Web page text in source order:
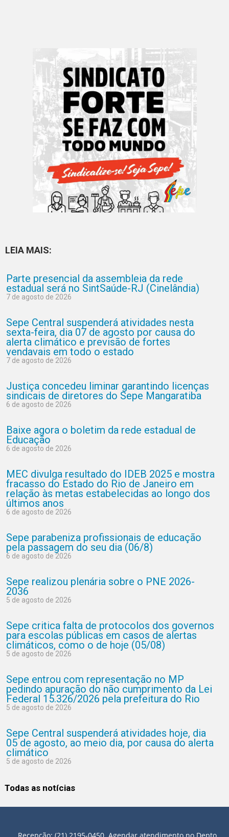
LEIA MAIS:
Parte presencial da assembleia da rede
estadual será no SintSaúde-RJ (Cinelândia)
7 de agosto de 2026
Sepe Central suspenderá atividades nesta
sexta-feira, dia 07 de agosto por causa do
alerta climático e previsão de fortes
vendavais em todo o estado
7 de agosto de 2026
Justiça concedeu liminar garantindo licenças
sindicais de diretores do Sepe Mangaratiba
6 de agosto de 2026
Baixe agora o boletim da rede estadual de
Educação
6 de agosto de 2026
MEC divulga resultado do IDEB 2025 e mostra
fracasso do Estado do Rio de Janeiro em
relação às metas estabelecidas ao longo dos
últimos anos
6 de agosto de 2026
Sepe parabeniza profissionais de educação
pela passagem do seu dia (06/8)
6 de agosto de 2026
Sepe realizou plenária sobre o PNE 2026-
2036
5 de agosto de 2026
Sepe critica falta de protocolos dos governos
para escolas públicas em casos de alertas
climáticos, como o de hoje (05/08)
5 de agosto de 2026
Sepe entrou com representação no MP
pedindo apuração do não cumprimento da Lei
Federal 15.326/2026 pela prefeitura do Rio
5 de agosto de 2026
Sepe Central suspenderá atividades hoje, dia
05 de agosto, ao meio dia, por causa do alerta
climático
5 de agosto de 2026
Todas as notícias